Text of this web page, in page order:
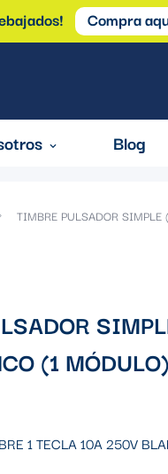
Compra
Blog
TIMBRE PULSADOR
(1 MÓDULO)
1 TECLA 10A 250V